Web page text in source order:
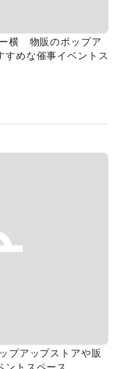
ー横 物販のポップア
すめな催事イベントス
プアップストアや販
トスペース